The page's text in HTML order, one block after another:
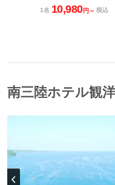
1名 10,980円～ 税込
南三陸ホテル観